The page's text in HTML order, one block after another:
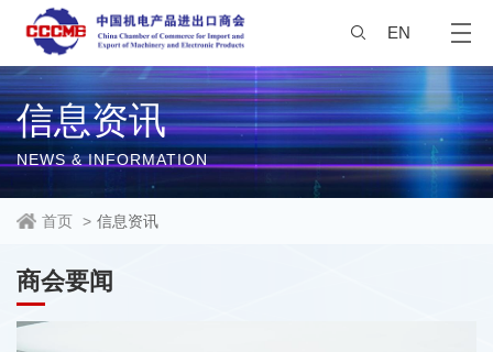
EN
信息资讯
NEWS & INFORMATION
首页 > 信息资讯
商会要闻